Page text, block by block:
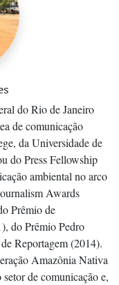
do Rio de Janeiro
de comunicação
da Universidade de
do Press Fellowship
ambiental no arco
Awards
Prêmio de
do Prêmio Pedro
Reportagem (2014).
Amazônia Nativa
de comunicação e,